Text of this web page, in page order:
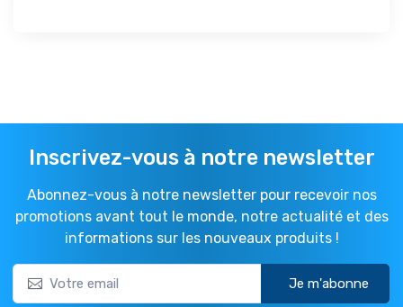
Inscrivez-vous à notre newsletter
Abonnez-vous à notre newsletter pour recevoir nos
promotions avant tout le monde, notre actualité et des
informations sur les nouveaux produits !
Je m'abonne